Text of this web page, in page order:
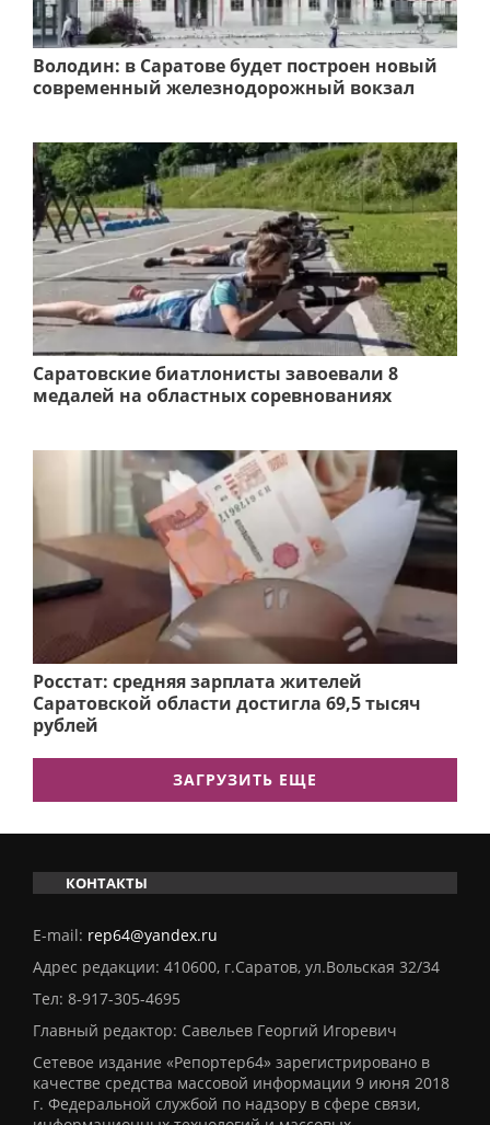
Володин: в Саратове будет построен новый
современный железнодорожный вокзал
Саратовские биатлонисты завоевали 8
медалей на областных соревнованиях
Росстат: средняя зарплата жителей
Саратовской области достигла 69,5 тысяч
рублей
ЗАГРУЗИТЬ ЕЩЕ
КОНТАКТЫ
E-mail: rep64@yandex.ru
Адрес редакции: 410600, г.Саратов, ул.Вольская 32/34
Тел: 8-917-305-4695
Главный редактор: Савельев Георгий Игоревич
Сетевое издание «Репортер64» зарегистрировано в
качестве средства массовой информации 9 июня 2018
г. Федеральной службой по надзору в сфере связи,